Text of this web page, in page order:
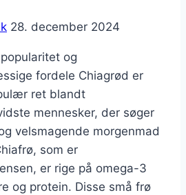
28. december 2024
og
fordele Chiagrød er
ret blandt
mennesker, der søger
velsmagende morgenmad
som er
er rige på omega-3
og protein. Disse små frø